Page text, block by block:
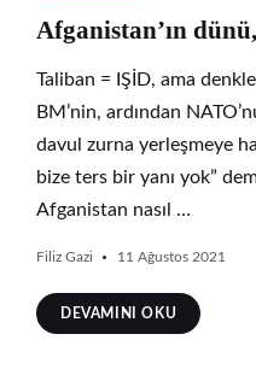
Afganistan’ın
Taliban = IŞİD, ama
BM’nin, ardından
davul zurna yerleşmeye
bize ters bir yanı yok”
Afganistan nasıl …
Filiz Gazi 11 Ağustos 2021
DEVAMINI OKU